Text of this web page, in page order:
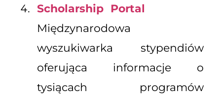
Scholarship Portal
Międzynarodowa
wyszukiwarka stypendiów
oferująca informacje o
tysiącach programów